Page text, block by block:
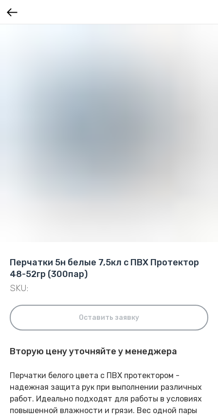
Перчатки 5н белые 7,5кл с ПВХ Протектор
48-52гр (300пар)
SKU:
Оставить заявку
Вторую цену уточняйте у менеджера
Перчатки белого цвета с ПВХ протектором -
надежная защита рук при выполнении различных
работ. Идеально подходят для работы в условиях
повышенной влажности и грязи. Вес одной пары